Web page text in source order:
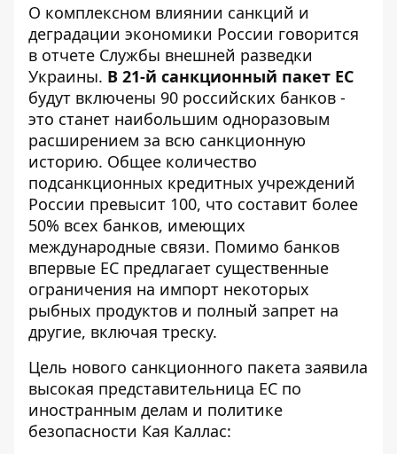
О комплексном влиянии санкций и
деградации экономики России говорится
в отчете Службы внешней разведки
Украины. В 21-й санкционный пакет ЕС
будут включены 90 российских банков -
это станет наибольшим одноразовым
расширением за всю санкционную
историю. Общее количество
подсанкционных кредитных учреждений
России превысит 100, что составит более
50% всех банков, имеющих
международные связи. Помимо банков
впервые ЕС предлагает существенные
ограничения на импорт некоторых
рыбных продуктов и полный запрет на
другие, включая треску.
Цель нового санкционного пакета заявила
высокая представительница ЕС по
иностранным делам и политике
безопасности Кая Каллас: